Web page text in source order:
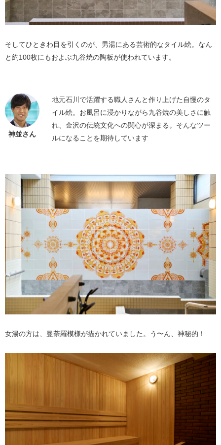
そしてひときわ目を引くのが、男湯にある芸術的なタイル絵。なん
と約100枚にもおよぶ九谷焼の陶板が使われています。
神並さん
地元石川で活躍する職人さんと作り上げた自慢のタ
イル絵。お風呂に浸かりながら九谷焼の美しさに触
れ、金沢の伝統文化への関心が深まる。そんなツー
ルになることを期待しています
女湯の方は、曼荼羅模様が描かれていました。う〜ん、神秘的！